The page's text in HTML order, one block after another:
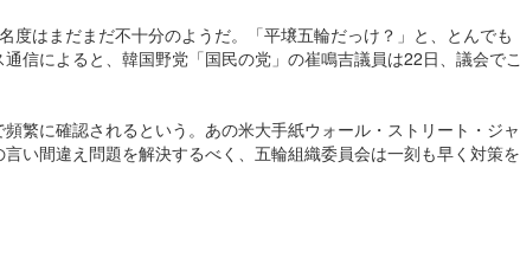
度はまだまだ不十分のようだ。「平壌五輪だっけ？」と、とんでも
信によると、韓国野党「国民の党」の崔鳴吉議員は22日、議会でこ
繁に確認されるという。あの米大手紙ウォール・ストリート・ジャ
い間違え問題を解決するべく、五輪組織委員会は一刻も早く対策を